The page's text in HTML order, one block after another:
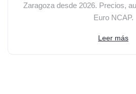
Zaragoza desde 2026. Precios,
Euro NCAP.
Leer más